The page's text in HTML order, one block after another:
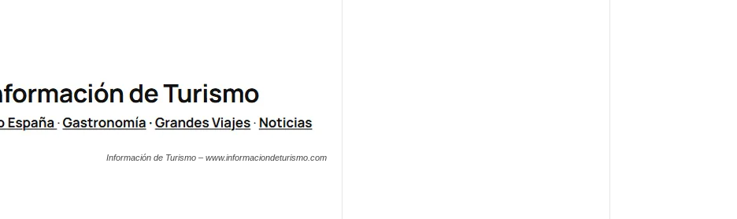
Información de Turismo – www.informaciondeturismo.com